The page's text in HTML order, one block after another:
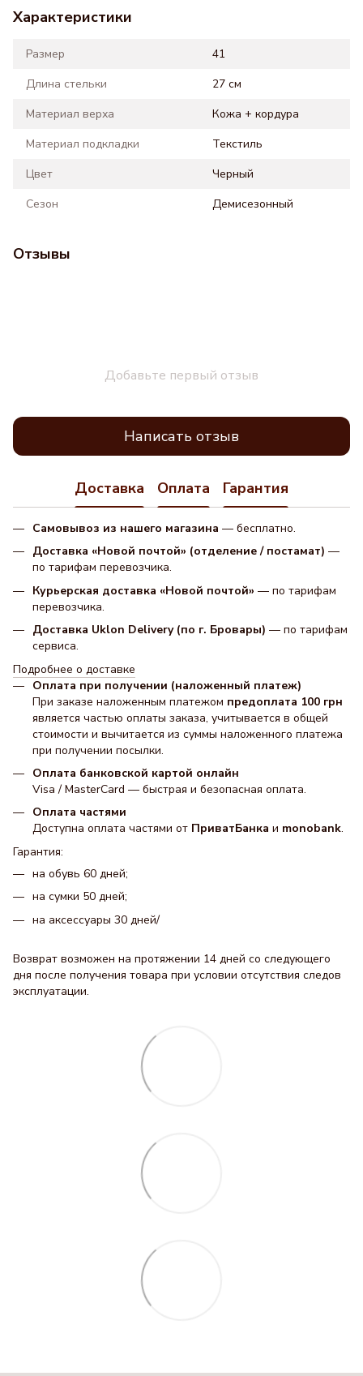
Характеристики
Размер
41
Длина стельки
27 см
Материал верха
Кожа + кордура
Материал подкладки
Текстиль
Цвет
Черный
Сезон
Демисезонный
Отзывы
Добавьте первый отзыв
Написать отзыв
Доставка Оплата Гарантия
Самовывоз из нашего магазина — бесплатно.
Доставка «Новой почтой» (отделение / постамат) —
по тарифам перевозчика.
Курьерская доставка «Новой почтой» — по тарифам
перевозчика.
Доставка Uklon Delivery (по г. Бровары) — по тарифам
сервиса.
Подробнее о доставке
Оплата при получении (наложенный платеж)
При заказе наложенным платежом предоплата 100 грн
является частью оплаты заказа, учитывается в общей
стоимости и вычитается из суммы наложенного платежа
при получении посылки.
Оплата банковской картой онлайн
Visa / MasterCard — быстрая и безопасная оплата.
Оплата частями
Доступна оплата частями от ПриватБанка и monobank.
Гарантия:
на обувь 60 дней;
на сумки 50 дней;
на аксессуары 30 днeй/
Возврат возможен на протяжении 14 дней со следующего
дня после получения товара при условии отсутствия следов
эксплуатации.